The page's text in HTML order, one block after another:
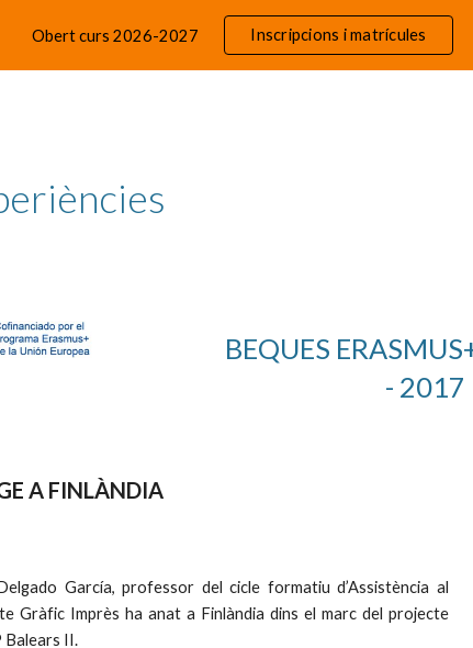
to main content Skip to
Obert curs 2026-2027 Inscripcions i matrícules
BEQUES
- 2017
A FINLÀNDIA
García, professor del cicle formatiu d’Assistència al
Gràfic Imprès ha anat a Finlàndia dins el marc del projecte
Balears II.